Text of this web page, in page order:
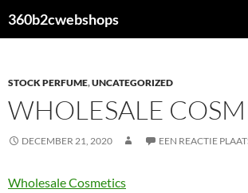
naar
360b2cwebshops
STOCK PERFUME,UNCATEGORIZED
WHOLESALE
DECEMBER 21, 2020 EEN REACTIE
Wholesale Cosmetics